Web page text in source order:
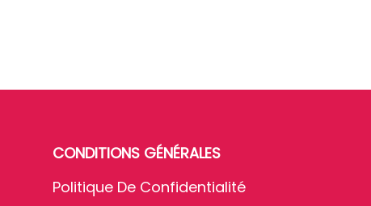
CONDITIONS GÉNÉRALES
Politique De Confidentialité